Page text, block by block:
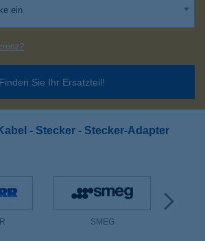
ein
Finden Sie Ihr Ersatzteil!
- Stecker - Stecker-Adapter
SMEG